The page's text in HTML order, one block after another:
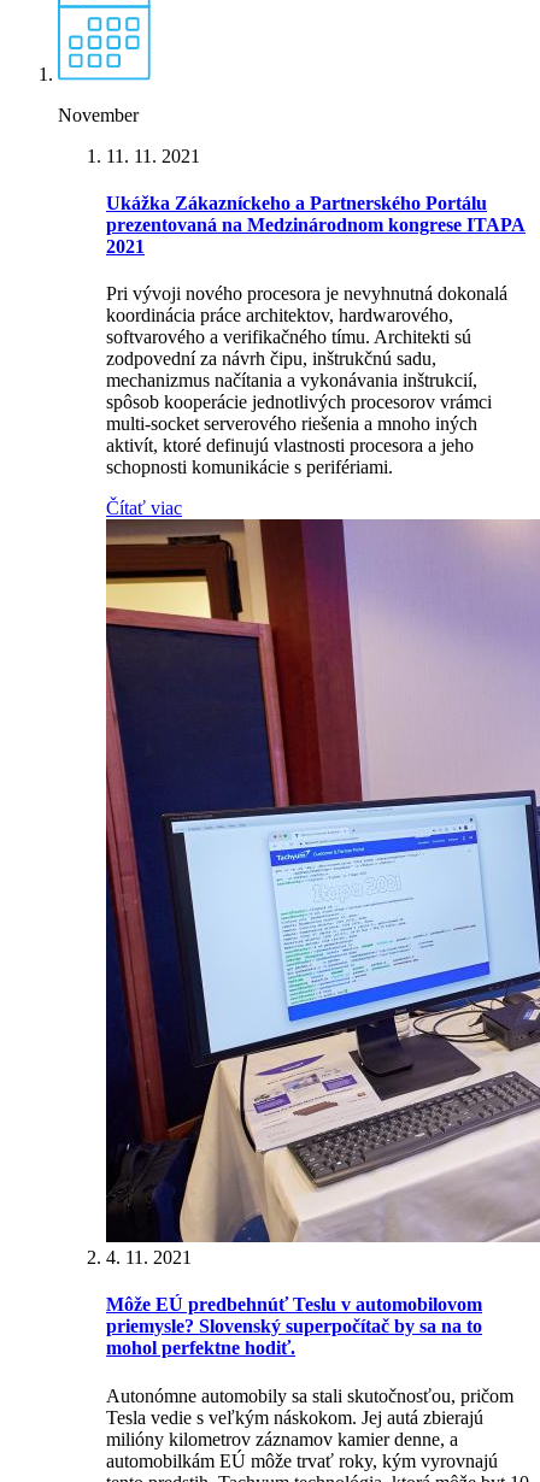
November
11. 11. 2021
Ukážka Zákazníckeho a Partnerského Portálu
prezentovaná na Medzinárodnom kongrese ITAPA
2021
Pri vývoji nového procesora je nevyhnutná dokonalá
koordinácia práce architektov, hardwarového,
softvarového a verifikačného tímu. Architekti sú
zodpovední za návrh čipu, inštrukčnú sadu,
mechanizmus načítania a vykonávania inštrukcií,
spôsob kooperácie jednotlivých procesorov vrámci
multi-socket serverového riešenia a mnoho iných
aktivít, ktoré definujú vlastnosti procesora a jeho
schopnosti komunikácie s perifériami.
Čítať viac
4. 11. 2021
Môže EÚ predbehnúť Teslu v automobilovom
priemysle? Slovenský superpočítač by sa na to
mohol perfektne hodiť.
Autonómne automobily sa stali skutočnosťou, pričom
Tesla vedie s veľkým náskokom. Jej autá zbierajú
milióny kilometrov záznamov kamier denne, a
automobilkám EÚ môže trvať roky, kým vyrovnajú